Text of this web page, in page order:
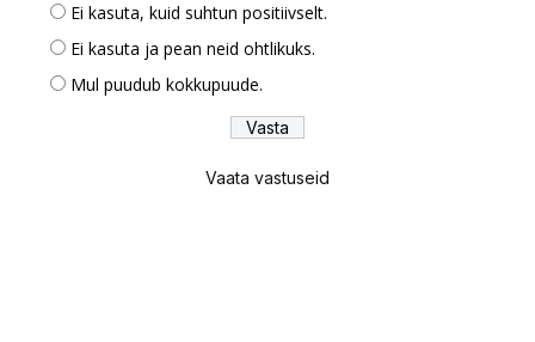
Ei kasuta, kuid suhtun positiivselt.
Ei kasuta ja pean neid ohtlikuks.
Mul puudub kokkupuude.
Vaata vastuseid